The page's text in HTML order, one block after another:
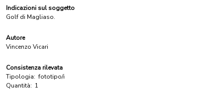
Indicazioni sul soggetto
Golf di Magliaso.
Autore
Vincenzo Vicari
Consistenza rilevata
Tipologia: fototipo/i
Quantità: 1